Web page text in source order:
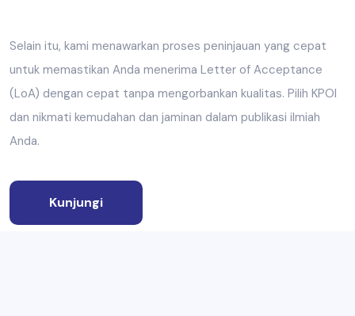
Selain itu, kami menawarkan proses peninjauan yang cepat
untuk memastikan Anda menerima Letter of Acceptance
(LoA) dengan cepat tanpa mengorbankan kualitas. Pilih KPOI
dan nikmati kemudahan dan jaminan dalam publikasi ilmiah
Anda.
Kunjungi